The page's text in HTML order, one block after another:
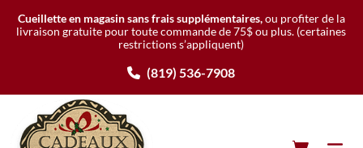
Cueillette en magasin sans frais supplémentaires,ou profiter de la
livraison gratuite pour toute commande de 75$ ou plus. (certaines
restrictions s’appliquent)
(819) 536-7908